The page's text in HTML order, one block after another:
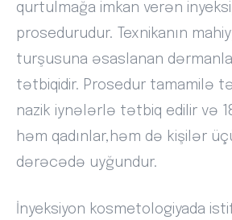
qurtulmağa imkan verən
prosedurudur. Texnikanın
turşusuna əsaslanan
tətbiqidir. Prosedur tamamilə
nazik iynələrlə tətbiq edilir və
həm qadınlar,həm də kişilər
dərəcədə uyğundur.
İnyeksiyon kosmetologiyada